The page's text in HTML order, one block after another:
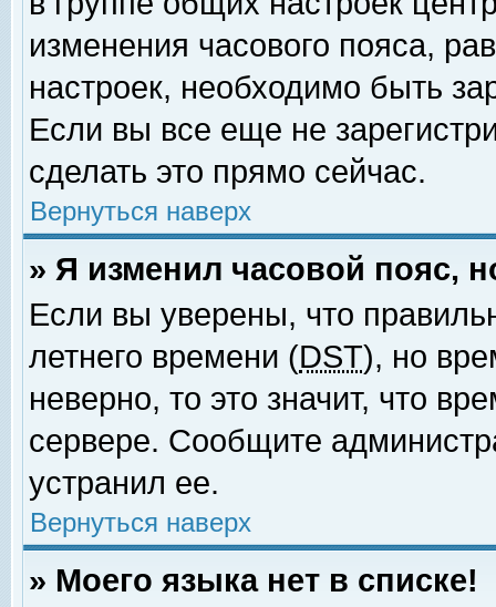
изменения часового пояса,
настроек, необходимо быть
Если вы все еще не
сделать это прямо сейчас.
Вернуться наверх
» Я изменил часовой пояс,
Если вы уверены, что
летнего времени (DST), но
неверно, то это значит, что
сервере. Сообщите
устранил ее.
Вернуться наверх
» Моего языка нет в списке!